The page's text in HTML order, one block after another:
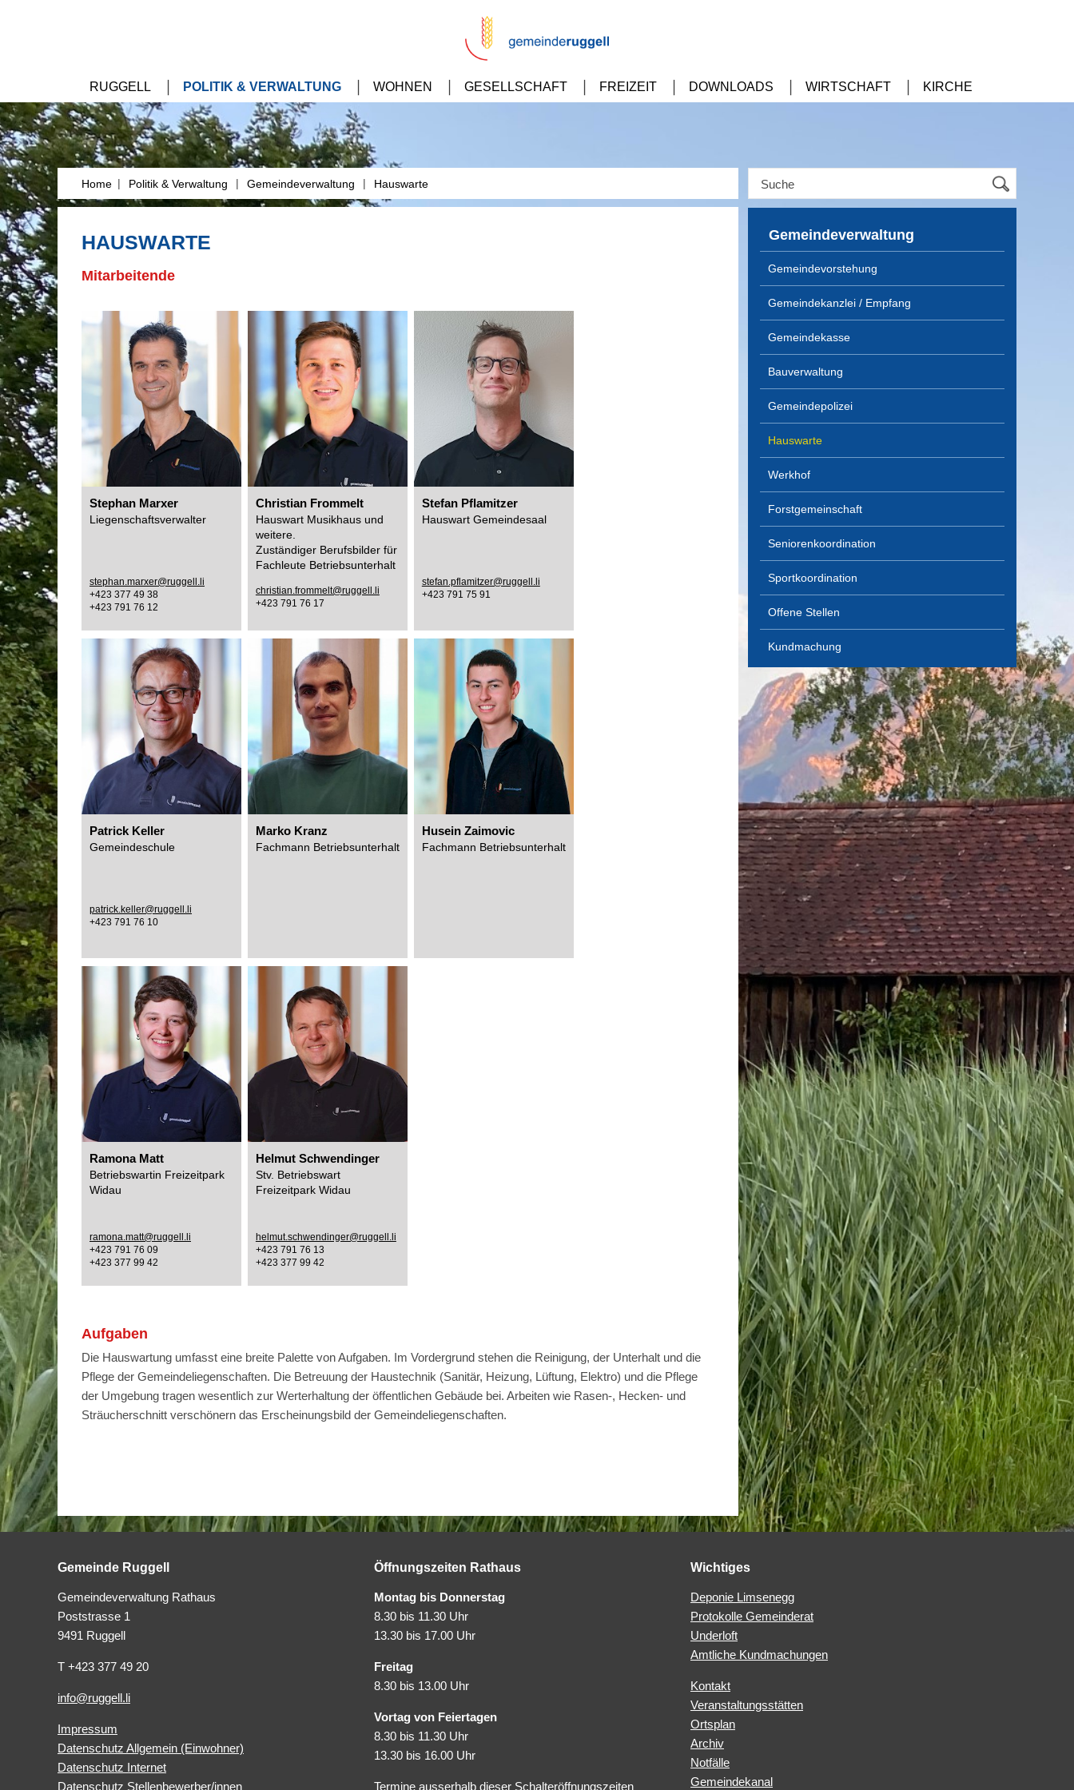
RUGGELL POLITIK & VERWALTUNG WOHNEN GESELLSCHAFT FREIZEIT DOWNLOADS WIRTSCHAFT KIRCHE
Home | Politik & Verwaltung | Gemeindeverwaltung | Hauswarte
HAUSWARTE
Mitarbeitende
Stephan Marxer
Liegenschaftsverwalter
stephan.marxer@ruggell.li
+423 377 49 38
+423 791 76 12
Christian Frommelt
Hauswart Musikhaus und
weitere.
Zuständiger Berufsbilder für
Fachleute Betriebsunterhalt
christian.frommelt@ruggell.li
+423 791 76 17
Stefan Pflamitzer
Hauswart Gemeindesaal
stefan.pflamitzer@ruggell.li
+423 791 75 91
Patrick Keller
Gemeindeschule
patrick.keller@ruggell.li
+423 791 76 10
Marko Kranz
Fachmann Betriebsunterhalt
Husein Zaimovic
Fachmann Betriebsunterhalt
Ramona Matt
Betriebswartin Freizeitpark
Widau
ramona.matt@ruggell.li
+423 791 76 09
+423 377 99 42
Helmut Schwendinger
Stv. Betriebswart
Freizeitpark Widau
helmut.schwendinger@ruggell.li
+423 791 76 13
+423 377 99 42
Aufgaben
Die Hauswartung umfasst eine breite Palette von Aufgaben. Im Vordergrund stehen die Reinigung, der Unterhalt und die
Pflege der Gemeindeliegenschaften. Die Betreuung der Haustechnik (Sanitär, Heizung, Lüftung, Elektro) und die Pflege
der Umgebung tragen wesentlich zur Werterhaltung der öffentlichen Gebäude bei. Arbeiten wie Rasen-, Hecken- und
Sträucherschnitt verschönern das Erscheinungsbild der Gemeindeliegenschaften.
Gemeindeverwaltung
Gemeindevorstehung
Gemeindekanzlei / Empfang
Gemeindekasse
Bauverwaltung
Gemeindepolizei
Hauswarte
Werkhof
Forstgemeinschaft
Seniorenkoordination
Sportkoordination
Offene Stellen
Kundmachung
Gemeinde Ruggell
Gemeindeverwaltung Rathaus
Poststrasse 1
9491 Ruggell
T +423 377 49 20
info@ruggell.li
Impressum
Datenschutz Allgemein (Einwohner)
Datenschutz Internet
Datenschutz Stellenbewerber/innen
Öffnungszeiten Rathaus
Montag bis Donnerstag
8.30 bis 11.30 Uhr
13.30 bis 17.00 Uhr
Freitag
8.30 bis 13.00 Uhr
Vortag von Feiertagen
8.30 bis 11.30 Uhr
13.30 bis 16.00 Uhr
Termine ausserhalb dieser Schalteröffnungszeiten
Wichtiges
Deponie Limsenegg
Protokolle Gemeinderat
Underloft
Amtliche Kundmachungen
Kontakt
Veranstaltungsstätten
Ortsplan
Archiv
Notfälle
Gemeindekanal